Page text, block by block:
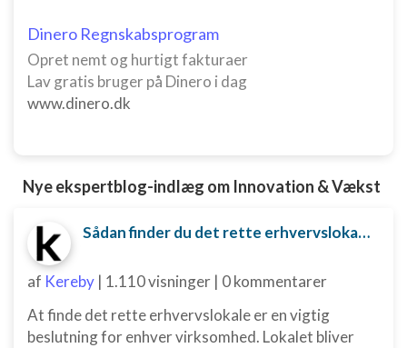
Dinero Regnskabsprogram
Opret nemt og hurtigt fakturaer
Lav gratis bruger på Dinero i dag
www.dinero.dk
Nye ekspertblog-indlæg om Innovation & Vækst
Sådan finder du det rette erhvervslokale til din virksomhed
af Kereby | 1.110 visninger | 0 kommentarer
At finde det rette erhvervslokale er en vigtig
beslutning for enhver virksomhed. Lokalet bliver